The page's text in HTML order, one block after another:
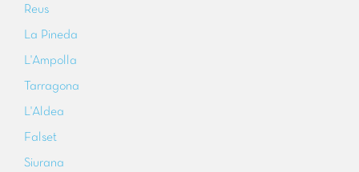
Reus
La Pineda
L'Ampolla
Tarragona
L'Aldea
Falset
Siurana